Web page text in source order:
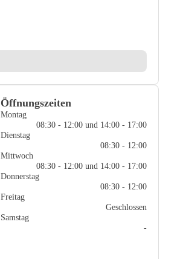
Öffnungszeiten
Montag
08:30 - 12:00 und 14:00 - 17:00
Dienstag
08:30 - 12:00
Mittwoch
08:30 - 12:00 und 14:00 - 17:00
Donnerstag
08:30 - 12:00
Freitag
Geschlossen
Samstag
-